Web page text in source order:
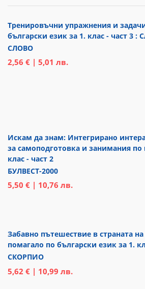
Тренировъчни упражнения и
български език за 1. клас - част 3 :
СЛОВО
2,56 € | 5,01 лв.
Искам да знам: Интегрирано
за самоподготовка и занимания по
клас - част 2
БУЛВЕСТ-2000
5,50 € | 10,76 лв.
Забавно пътешествие в страната
помагало по български език за 1.
СКОРПИО
5,62 € | 10,99 лв.